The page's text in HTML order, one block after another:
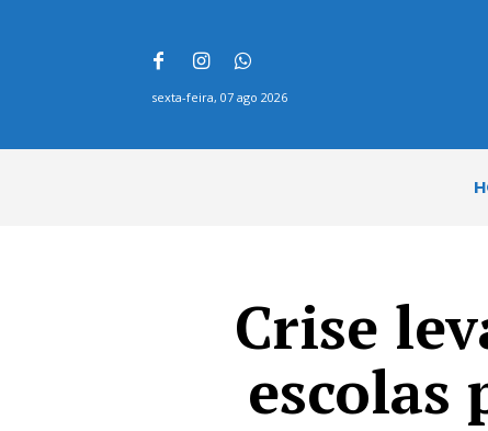
sexta-feira, 07 ago 2026
Crise
escolas